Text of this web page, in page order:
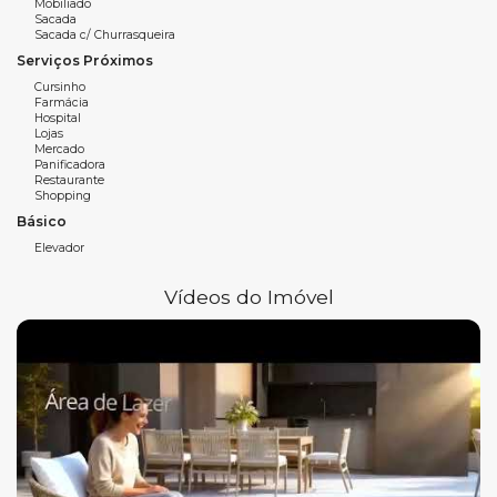
NOWResidence
multifuncional, perfeita para quem busca praticidade, saúde
e lazer no mesmo endereço:
Piscina
Sauna
Academia + Espaço
Área Gourmet
Brinquedoteca
Espaço Zen
Mini Mercado
Coworking
Lavanderia compartilhada
Mobiliado
Sacada
Sacada c/ Churrasqueira
Serviços Próximos
Cursinho
Farmácia
Hospital
Lojas
Mercado
Panificadora
Restaurante
Shopping
Básico
Elevador
Vídeos do Imóvel